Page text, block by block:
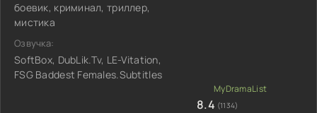
боевик, криминал, триллер,
мистика
Озвучка:
SoftBox, DubLik.Tv, LE-Vitation,
FSG Baddest Females.Subtitles
8.4 (1134)